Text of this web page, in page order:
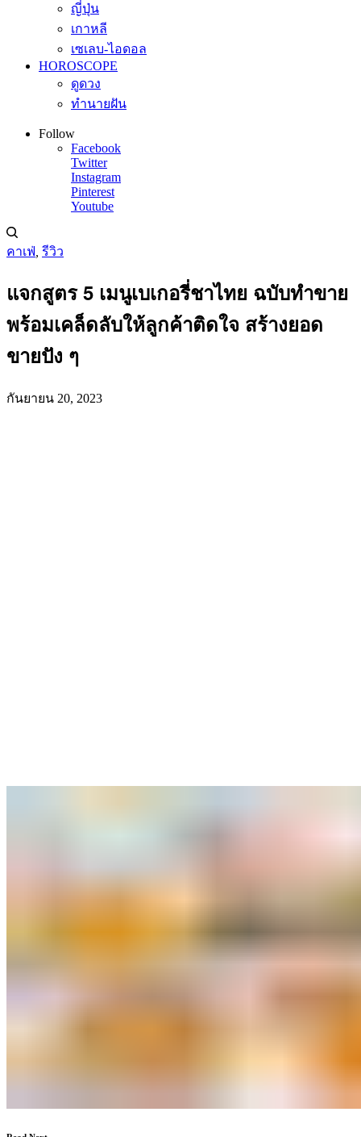
ญี่ปุ่น
เกาหลี
เซเลบ-ไอดอล
HOROSCOPE
ดูดวง
ทำนายฝัน
Follow
Facebook
Twitter
Instagram
Pinterest
Youtube
คาเฟ่ รีวิว
แจกสูตร 5 เมนูเบเกอรี่ชาไทย ฉบับทำขาย
พร้อมเคล็ดลับให้ลูกค้าติดใจ สร้างยอด
ขายปัง ๆ
กันยายน 20, 2023